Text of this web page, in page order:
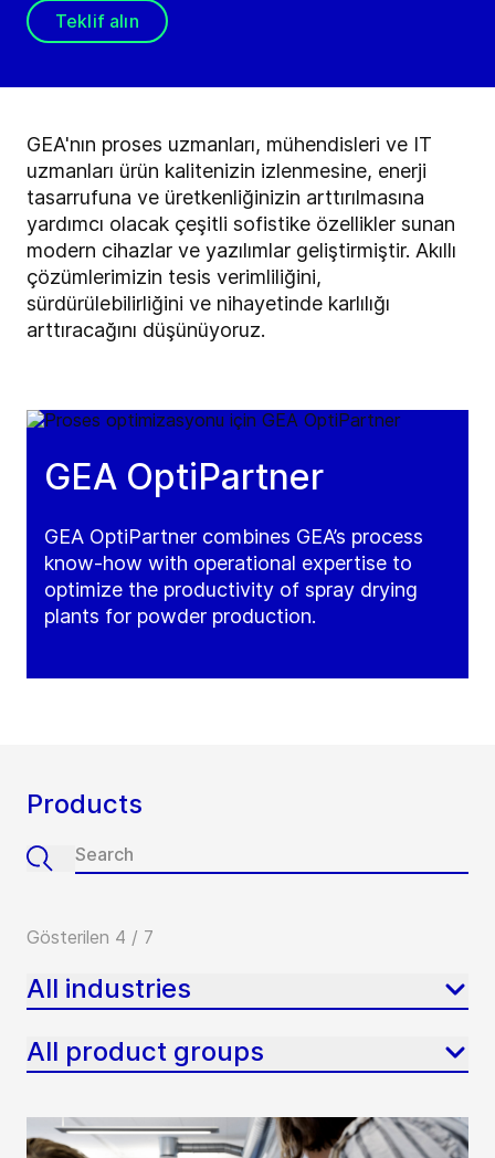
Teklif alın
GEA'nın proses uzmanları, mühendisleri ve IT
uzmanları ürün kalitenizin izlenmesine, enerji
tasarrufuna ve üretkenliğinizin arttırılmasına
yardımcı olacak çeşitli sofistike özellikler sunan
modern cihazlar ve yazılımlar geliştirmiştir. Akıllı
çözümlerimizin tesis verimliliğini,
sürdürülebilirliğini ve nihayetinde karlılığı
arttıracağını düşünüyoruz.
GEA OptiPartner
GEA OptiPartner combines GEA’s process
know-how with operational expertise to
optimize the productivity of spray drying
plants for powder production.
Products
Gösterilen 4 / 7
All industries
All product groups